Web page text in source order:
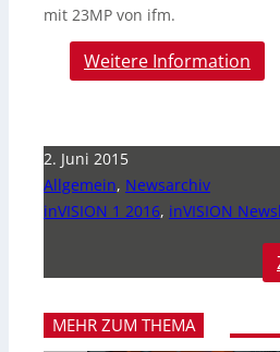
mit 23MP von ifm.
Weitere Information
2. Juni 2015
Allgemein, Newsarchiv
inVISION 1 2016, inVISION
MEHR ZUM THEMA